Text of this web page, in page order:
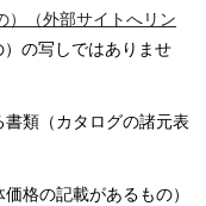
）（外部サイトへリン
の写しではありませ
類（カタログの諸元表
格の記載があるもの）